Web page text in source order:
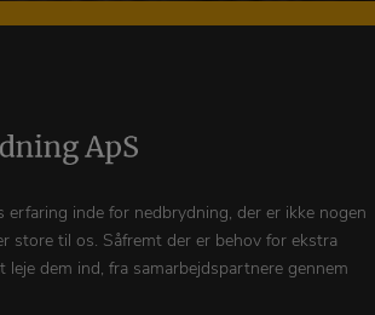
erfaring inde for nedbrydning, der er ikke nogen
store til os. Såfremt der er behov for ekstra
dem ind, fra samarbejdspartnere gennem